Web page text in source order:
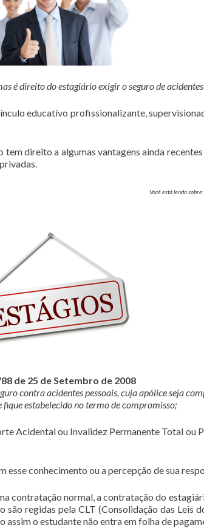
é direito do estagiário exigir o seguro de acidentes
educativo profissionalizante,
tem direito a algumas vantagens ainda
Você está lendo
de 25 de Setembro de 2008
contra acidentes pessoais, cuja apólice seja
estabelecido no termo de compromisso;
Acidental ou Invalidez Permanente Total ou
esse conhecimento ou a percepção de sua
contratação normal, a contratação do
regidas pela CLT (Consolidação das Leis
o estudante não entra em folha de